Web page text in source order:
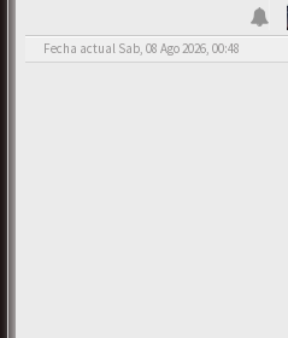
Fecha actual Sab, 08 Ago 2026, 00:48